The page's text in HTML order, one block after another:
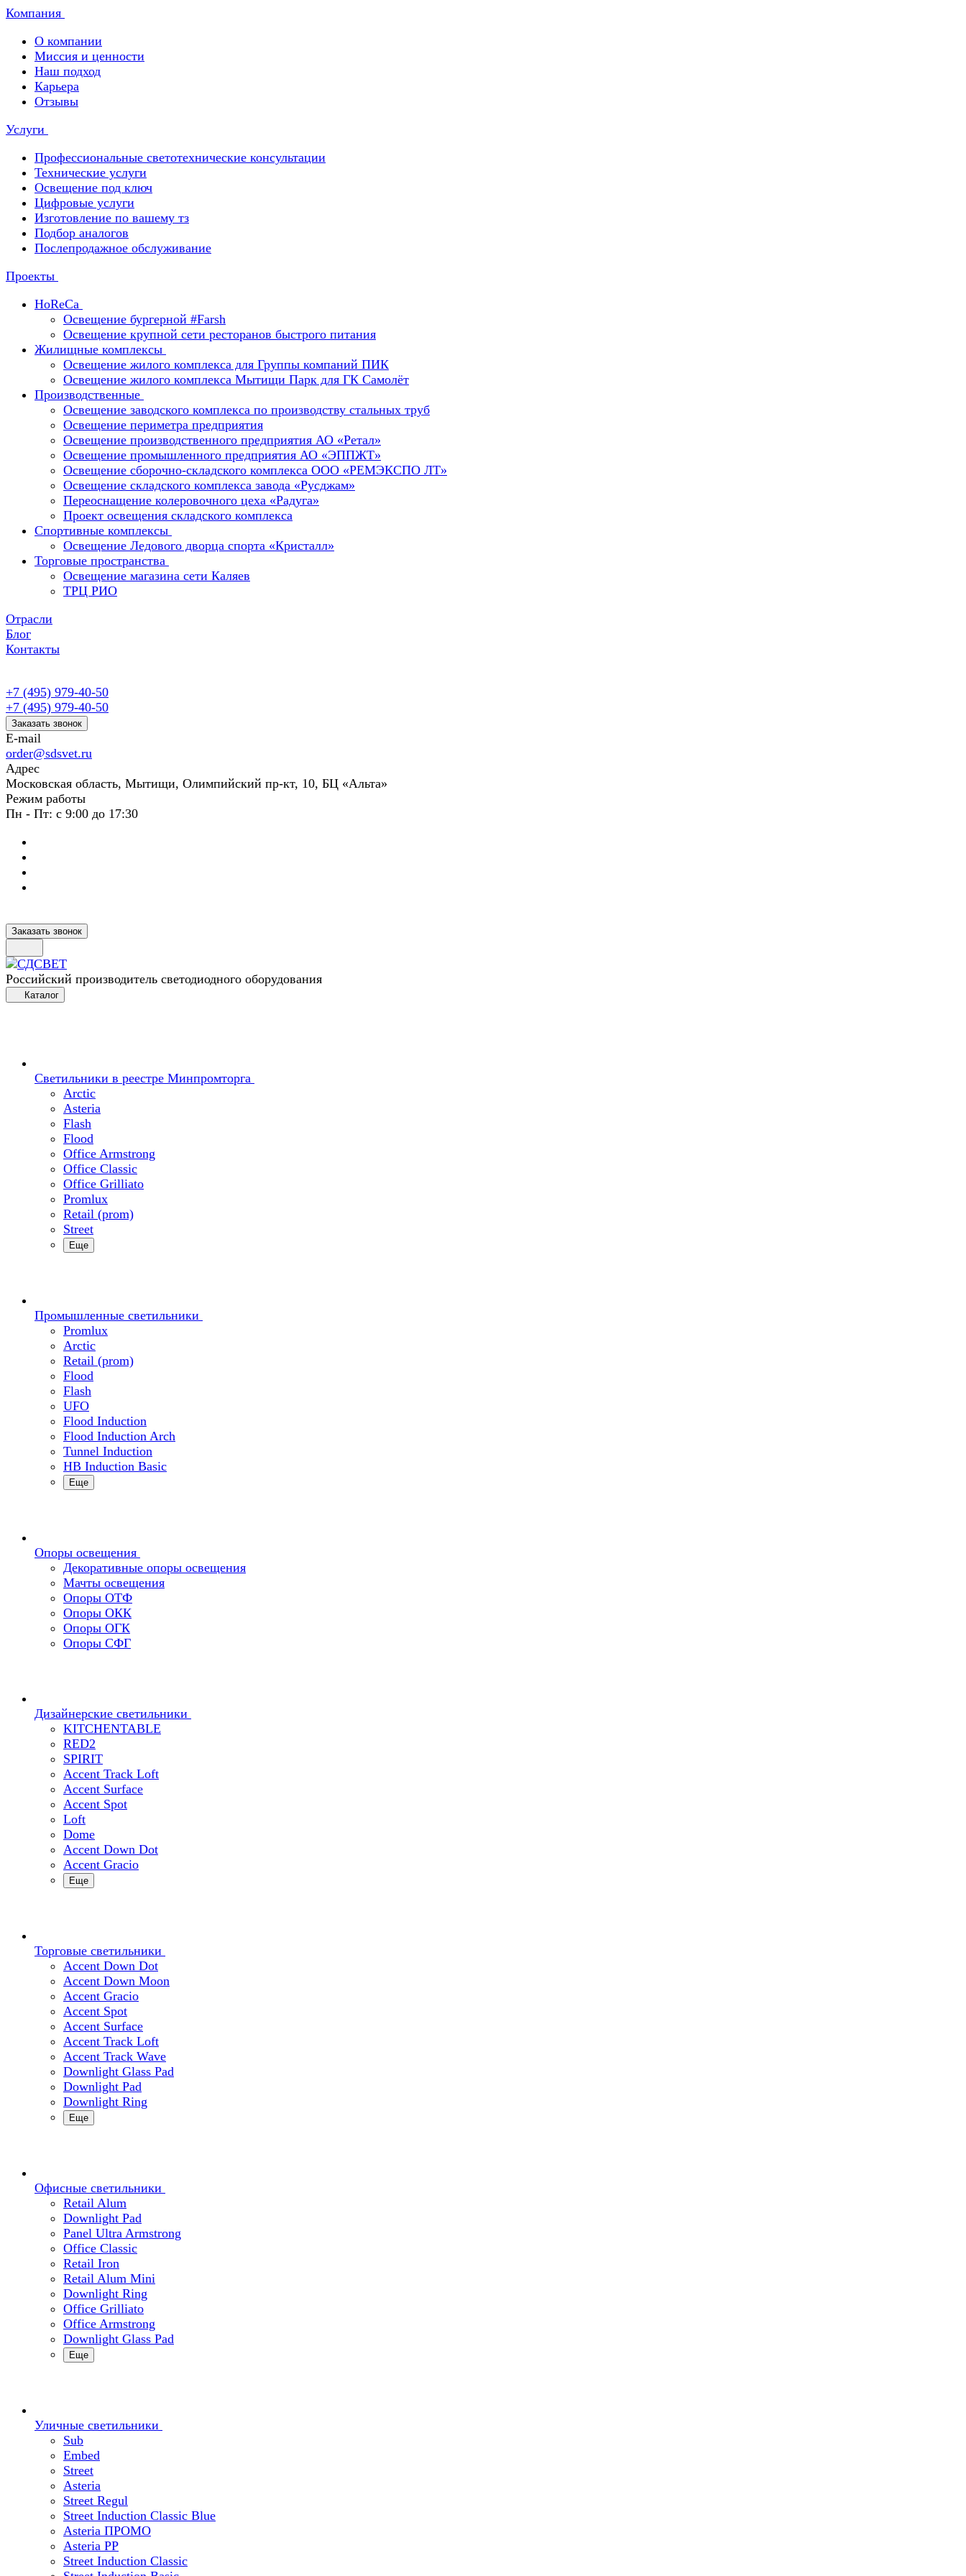
Компания
О компании
Миссия и ценности
Наш подход
Карьера
Отзывы
Услуги
Профессиональные светотехнические консультации
Технические услуги
Освещение под ключ
Цифровые услуги
Изготовление по вашему тз
Подбор аналогов
Послепродажное обслуживание
Проекты
HoReCa
Освещение бургерной #Farsh
Освещение крупной сети ресторанов быстрого питания
Жилищные комплексы
Освещение жилого комплекса для Группы компаний ПИК
Освещение жилого комплекса Мытищи Парк для ГК Самолёт
Производственные
Освещение заводского комплекса по производству стальных труб
Освещение периметра предприятия
Освещение производственного предприятия АО «Ретал»
Освещение промышленного предприятия АО «ЭППЖТ»
Освещение сборочно-складского комплекса ООО «РЕМЭКСПО ЛТ»
Освещение складского комплекса завода «Русджам»
Переоснащение колеровочного цеха «Радуга»
Проект освещения складского комплекса
Спортивные комплексы
Освещение Ледового дворца спорта «Кристалл»
Торговые пространства
Освещение магазина сети Каляев
ТРЦ РИО
Отрасли
Блог
Контакты
+7 (495) 979-40-50
+7 (495) 979-40-50
Заказать звонок
E-mail
order@sdsvet.ru
Адрес
Московская область, Мытищи, Олимпийский пр-кт, 10, БЦ «Альта»
Режим работы
Пн - Пт: с 9:00 до 17:30
Заказать звонок
Российский производитель светодиодного оборудования
Каталог
Светильники в реестре Минпромторга
Arctic
Asteria
Flash
Flood
Office Armstrong
Office Classic
Office Grilliato
Promlux
Retail (prom)
Street
Еще
Промышленные светильники
Promlux
Arctic
Retail (prom)
Flood
Flash
UFO
Flood Induction
Flood Induction Arch
Tunnel Induction
HB Induction Basic
Еще
Опоры освещения
Декоративные опоры освещения
Мачты освещения
Опоры ОТФ
Опоры ОКК
Опоры ОГК
Опоры СФГ
Дизайнерские светильники
KITCHENTABLE
RED2
SPIRIT
Accent Track Loft
Accent Surface
Accent Spot
Loft
Dome
Accent Down Dot
Accent Gracio
Еще
Торговые светильники
Accent Down Dot
Accent Down Moon
Accent Gracio
Accent Spot
Accent Surface
Accent Track Loft
Accent Track Wave
Downlight Glass Pad
Downlight Pad
Downlight Ring
Еще
Офисные светильники
Retail Alum
Downlight Pad
Panel Ultra Armstrong
Office Classic
Retail Iron
Retail Alum Mini
Downlight Ring
Office Grilliato
Office Armstrong
Downlight Glass Pad
Еще
Уличные светильники
Sub
Embed
Street
Asteria
Street Regul
Street Induction Classic Blue
Asteria ПРОМО
Asteria PP
Street Induction Classic